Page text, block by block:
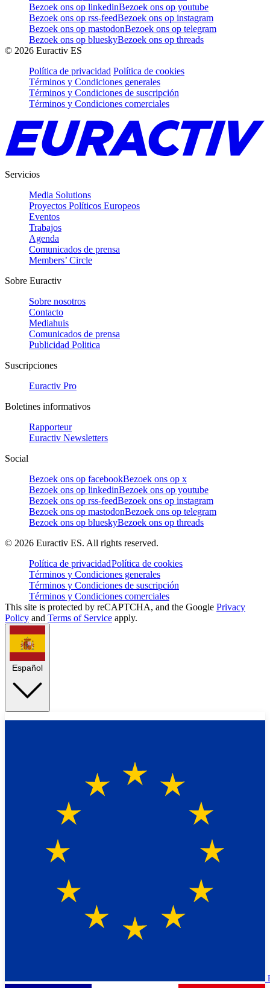
Bezoek ons op linkedinBezoek ons op youtube
Bezoek ons op rss-feedBezoek ons op instagram
Bezoek ons op mastodonBezoek ons op telegram
Bezoek ons op blueskyBezoek ons op threads
© 2026 Euractiv ES
Política de privacidad Política de cookies
Términos y Condiciones generales
Términos y Condiciones de suscripción
Términos y Condiciones comerciales
Servicios
Media Solutions
Proyectos Políticos Europeos
Eventos
Trabajos
Agenda
Comunicados de prensa
Members’ Circle
Sobre Euractiv
Sobre nosotros
Contacto
Mediahuis
Comunicados de prensa
Publicidad Politica
Suscripciones
Euractiv Pro
Boletines informativos
Rapporteur
Euractiv Newsletters
Social
Bezoek ons op facebookBezoek ons op x
Bezoek ons op linkedinBezoek ons op youtube
Bezoek ons op rss-feedBezoek ons op instagram
Bezoek ons op mastodonBezoek ons op telegram
Bezoek ons op blueskyBezoek ons op threads
© 2026 Euractiv ES. All rights reserved.
Política de privacidadPolítica de cookies
Términos y Condiciones generales
Términos y Condiciones de suscripción
Términos y Condiciones comerciales
This site is protected by reCAPTCHA, and the Google Privacy
Policy and Terms of Service apply.
Español